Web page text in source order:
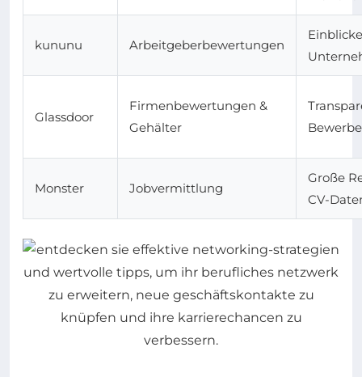
kununu Arbeitgeberbewertungen
Glassdoor
Firmenbewertungen &
Gehälter
Monster Jobvermittlung
Große
CV-